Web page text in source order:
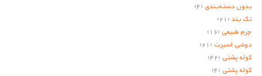
بدون دسته‌بندی (4)
تک بند (21)
چرم طبیعی (16)
دوشی اسپرت (21)
کوله پشتی (42)
کوله پشتی (4)